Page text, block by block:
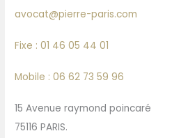
avocat@pierre-paris.com
Fixe : 01 46 05 44 01
Mobile : 06 62 73 59 96
15 Avenue raymond poincaré
75116 PARIS.